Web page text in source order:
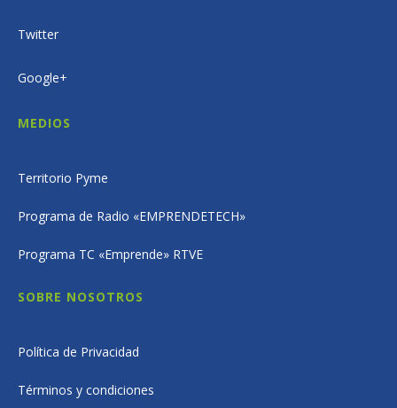
Twitter
Google+
MEDIOS
Territorio Pyme
Programa de Radio «EMPRENDETECH»
Programa TC «Emprende» RTVE
SOBRE NOSOTROS
Política de Privacidad
Términos y condiciones